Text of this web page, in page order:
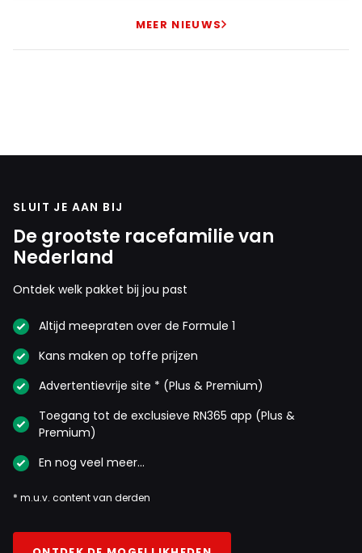
MEER NIEUWS
SLUIT JE AAN BIJ
De grootste racefamilie van
Nederland
Ontdek welk pakket bij jou past
Altijd meepraten over de Formule 1
Kans maken op toffe prijzen
Advertentievrije site * (Plus & Premium)
Toegang tot de exclusieve RN365 app (Plus &
Premium)
En nog veel meer…
* m.u.v. content van derden